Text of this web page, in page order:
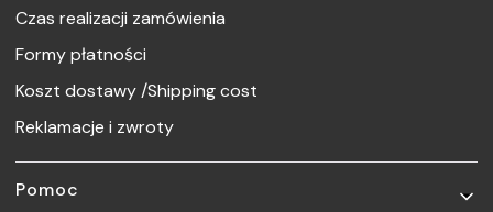
Czas realizacji zamówienia
Formy płatności
Koszt dostawy /Shipping cost
Reklamacje i zwroty
Pomoc